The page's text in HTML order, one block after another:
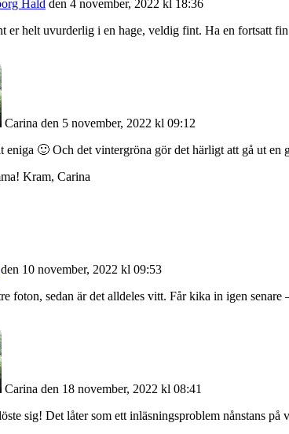
Hald den 4 november, 2022 kl 18:36
er helt uvurderlig i en hage, veldig fint. Ha en fortsatt
Carina den 5 november, 2022 kl 09:12
eniga 🙂 Och det vintergröna gör det härligt att gå ut en
Kram, Carina
den 10 november, 2022 kl 09:53
foton, sedan är det alldeles vitt. Får kika in igen
Carina den 18 november, 2022 kl 08:41
sig! Det låter som ett inläsningsproblem nånstans på